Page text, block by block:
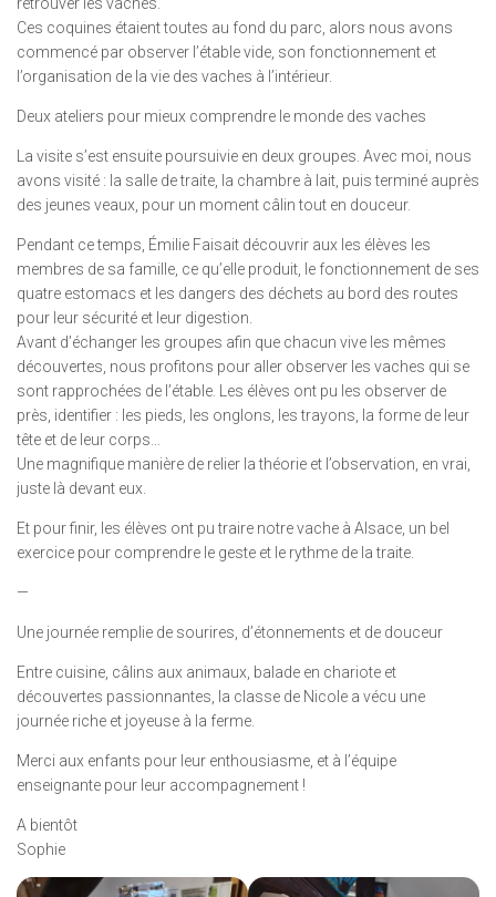
Ces coquines étaient toutes au fond du parc, alors nous avons
commencé par observer l’étable vide, son fonctionnement et
l’organisation de la vie des vaches à l’intérieur.
Deux ateliers pour mieux comprendre le monde des vaches
La visite s’est ensuite poursuivie en deux groupes. Avec moi, nous
avons visité : la salle de traite, la chambre à lait, puis terminé auprès
des jeunes veaux, pour un moment câlin tout en douceur.
Pendant ce temps, Émilie Faisait découvrir aux les élèves les
membres de sa famille, ce qu’elle produit, le fonctionnement de ses
quatre estomacs et les dangers des déchets au bord des routes
pour leur sécurité et leur digestion.
Avant d’échanger les groupes afin que chacun vive les mêmes
découvertes, nous profitons pour aller observer les vaches qui se
sont rapprochées de l’étable. Les élèves ont pu les observer de
près, identifier : les pieds, les onglons, les trayons, la forme de leur
tête et de leur corps…
Une magnifique manière de relier la théorie et l’observation, en vrai,
juste là devant eux.
Et pour finir, les élèves ont pu traire notre vache à Alsace, un bel
exercice pour comprendre le geste et le rythme de la traite.
—
Une journée remplie de sourires, d’étonnements et de douceur
Entre cuisine, câlins aux animaux, balade en chariote et
découvertes passionnantes, la classe de Nicole a vécu une
journée riche et joyeuse à la ferme.
Merci aux enfants pour leur enthousiasme, et à l’équipe
enseignante pour leur accompagnement !
A bientôt
Sophie